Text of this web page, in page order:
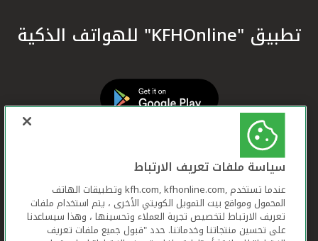
تطبيق "KFHOnline" للهواتف الذكية
سياسة ملفات تعريف الارتباط
عندما تستخدم ,kfh.com, kfhonline.com وتطبيقات الهاتف
المحمول ومواقع بيت التمويل الكويتي الأخرى ، يتم استخدام ملفات
تعريف الارتباط لتخصيص تجربة العملاء وتحسينها ، وهذا سيساعدنا
على تحسين منتجاتنا وخدماتنا. حدد "قبول جميع ملفات تعريف